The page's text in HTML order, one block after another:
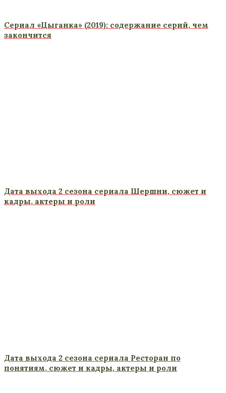
Сериал «Цыганка» (2019): содержание серий, чем
закончится
Дата выхода 2 сезона сериала Шершни, сюжет и
кадры, актеры и роли
Дата выхода 2 сезона сериала Ресторан по
понятиям, сюжет и кадры, актеры и роли